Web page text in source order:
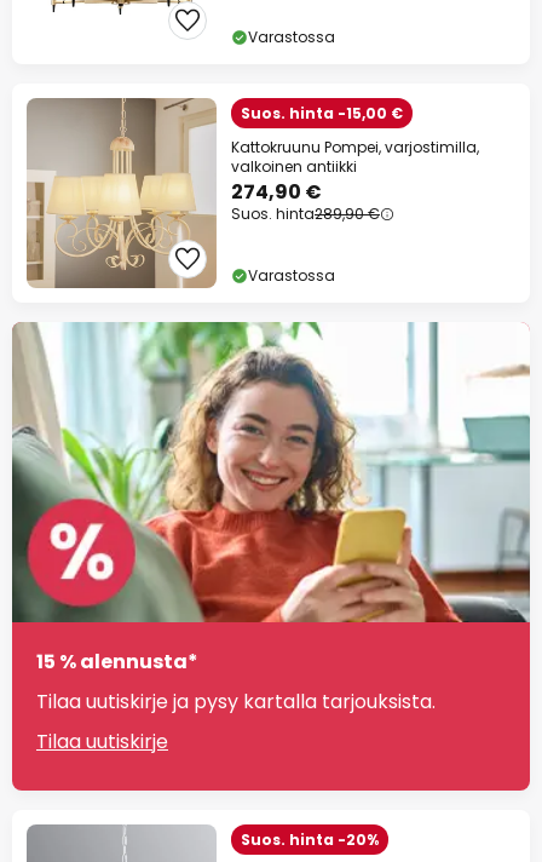
Varastossa
Suos. hinta -15,00 €
Kattokruunu Pompei, varjostimilla,
valkoinen antiikki
274,90 €
Suos. hinta289,90 €
Varastossa
15 % alennusta*
Tilaa uutiskirje ja pysy kartalla tarjouksista.
Tilaa uutiskirje
Suos. hinta -20%